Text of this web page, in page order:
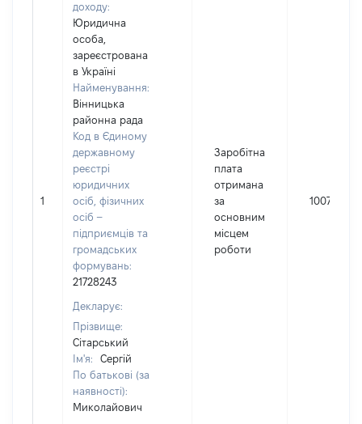
1
доходу:
Юридична
особа,
зареєстрована
в Україні
Найменування:
Вінницька
районна рада
Код в Єдиному
державному
реєстрі
юридичних
осіб, фізичних
осіб –
підприємців та
громадських
формувань:
21728243
Декларує:
Прізвище:
Сітарський
Ім'я:
Сергій
По батькові (за
наявності):
Миколайович
Заробітна
плата
отримана
за
основним
місцем
роботи
100762